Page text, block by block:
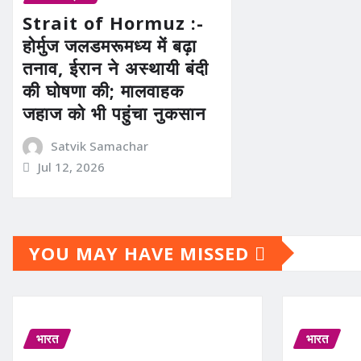
Strait of Hormuz :-
होर्मुज जलडमरूमध्य में बढ़ा
तनाव, ईरान ने अस्थायी बंदी
की घोषणा की; मालवाहक
जहाज को भी पहुंचा नुकसान
Satvik Samachar
Jul 12, 2026
YOU MAY HAVE MISSED
भारत भारत